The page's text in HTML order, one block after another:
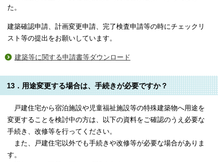
た。
建築確認申請、計画変更申請、完了検査申請等の時にチェックリ
スト等の提出をお願いしています。
建築等に関する申請書等ダウンロード
13．用途変更する場合は、手続きが必要ですか？
戸建住宅から宿泊施設や児童福祉施設等の特殊建築物へ用途を
変更することを検討中の方は、以下の資料をご確認のうえ必要な
手続き、改修等を行ってください。
また、戸建住宅以外でも手続きや改修等が必要な場合がありま
す。